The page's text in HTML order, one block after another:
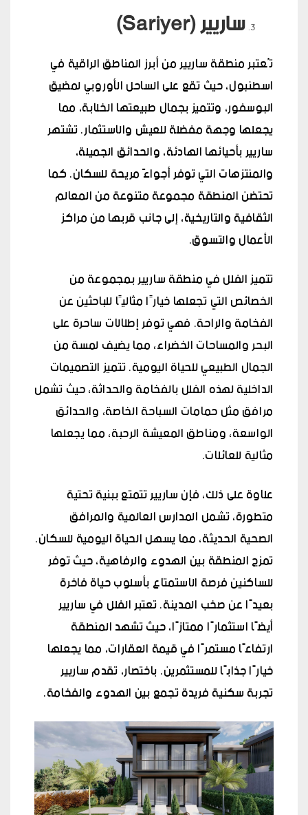
ساريير (Sariyer)
تُعتبر منطقة ساريير من أبرز المناطق الراقية في
اسطنبول، حيث تقع على الساحل الأوروبي لمضيق
البوسفور، وتتميز بجمال طبيعتها الخلابة، مما
يجعلها وجهة مفضلة للعيش والاستثمار. تشتهر
ساريير بأحيائها الهادئة، والحدائق الجميلة،
والمنتزهات التي توفر أجواءً مريحة للسكان. كما
تحتضن المنطقة مجموعة متنوعة من المعالم
الثقافية والتاريخية، إلى جانب قربها من مراكز
الأعمال والتسوق.
تتميز الفلل في منطقة ساريير بمجموعة من
الخصائص التي تجعلها خيارًا مثاليًا للباحثين عن
الفخامة والراحة. فهي توفر إطلالات ساحرة على
البحر والمساحات الخضراء، مما يضيف لمسة من
الجمال الطبيعي للحياة اليومية. تتميز التصميمات
الداخلية لهذه الفلل بالفخامة والحداثة، حيث تشمل
مرافق مثل حمامات السباحة الخاصة، والحدائق
الواسعة، ومناطق المعيشة الرحبة، مما يجعلها
مثالية للعائلات.
علاوة على ذلك، فإن ساريير تتمتع ببنية تحتية
متطورة، تشمل المدارس العالمية والمرافق
الصحية الحديثة، مما يسهل الحياة اليومية للسكان.
تمزج المنطقة بين الهدوء والرفاهية، حيث توفر
للساكنين فرصة الاستمتاع بأسلوب حياة فاخرة
بعيدًا عن صخب المدينة. تعتبر الفلل في ساريير
أيضًا استثمارًا ممتازًا، حيث تشهد المنطقة
ارتفاعًا مستمرًا في قيمة العقارات، مما يجعلها
خيارًا جذابًا للمستثمرين. باختصار، تقدم ساريير
تجربة سكنية فريدة تجمع بين الهدوء والفخامة.